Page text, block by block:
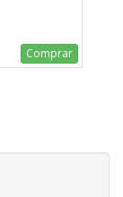
Comprar